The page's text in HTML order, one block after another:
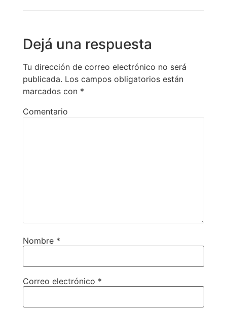
Dejá una respuesta
Tu dirección de correo electrónico no será
publicada. Los campos obligatorios están
marcados con *
Comentario
Nombre *
Correo electrónico *